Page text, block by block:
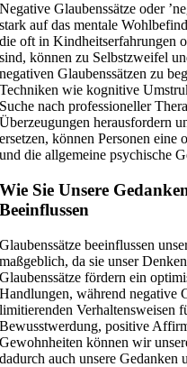
Negative Glaubenssätze oder
stark auf das mentale
die oft in Kindheitserfahrungen
sind, können zu Selbstzweifel
negativen Glaubenssätzen zu
Techniken wie kognitive
Suche nach professioneller
Überzeugungen herausfordern
ersetzen, können Personen
und die allgemeine psychische
Wie Sie Unsere
Beeinflussen
Glaubenssätze beeinflussen
maßgeblich, da sie unser
Glaubenssätze fördern ein
Handlungen, während negative
limitierenden Verhaltensweisen
Bewusstwerdung, positive
Gewohnheiten können wir
dadurch auch unsere